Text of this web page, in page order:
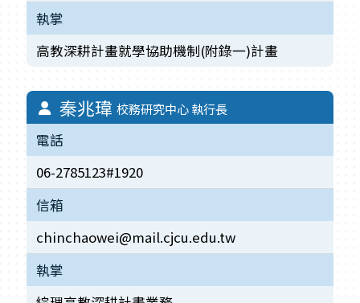
執掌
高教深耕計畫就學協助機制(附錄一)計畫
秦兆瑋 校務研究中心 執行長
電話
06-2785123#1920
信箱
chinchaowei@mail.cjcu.edu.tw
執掌